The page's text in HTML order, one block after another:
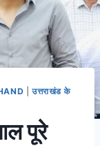
|उत्तराखंड के
पूरे